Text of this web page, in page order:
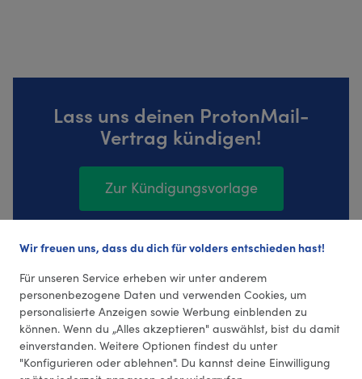
Lass uns deinen ProtonMail-
Vertrag kündigen!
Zur Kündigungsvorlage
1 Bewertungen (5,0 Durchschnitt)
Wir freuen uns, dass du dich für volders entschieden hast!
Für unseren Service erheben wir unter anderem
personenbezogene Daten und verwenden Cookies, um
personalisierte Anzeigen sowie Werbung einblenden zu
können. Wenn du „Alles akzeptieren" auswählst, bist du damit
einverstanden. Weitere Optionen findest du unter
"Konfigurieren oder ablehnen". Du kannst deine Einwilligung